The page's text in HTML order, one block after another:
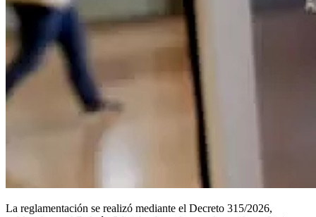
La reglamentación se realizó mediante el Decreto 315/2026,